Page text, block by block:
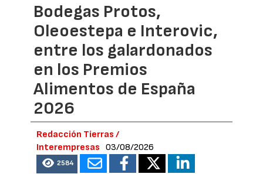
Bodegas Protos,
Oleoestepa e Interovic,
entre los galardonados
en los Premios
Alimentos de España
2026
Redacción Tierras /
Interempresas
03/08/2026
2584